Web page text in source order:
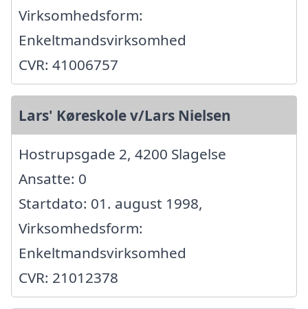
Virksomhedsform:
Enkeltmandsvirksomhed
CVR: 41006757
Lars' Køreskole v/Lars Nielsen
Hostrupsgade 2, 4200 Slagelse
Ansatte: 0
Startdato: 01. august 1998,
Virksomhedsform:
Enkeltmandsvirksomhed
CVR: 21012378